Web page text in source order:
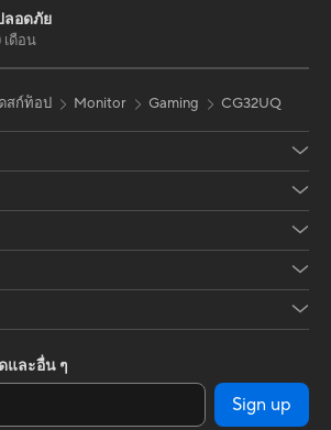
ลอดภัย
เดือน
สก์ท็อป Monitor Gaming CG32UQ
และอื่น ๆ
Sign up